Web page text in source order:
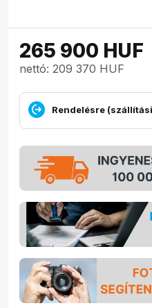
265 900 HUF
nettó: 209 370 HUF
Rendelésre